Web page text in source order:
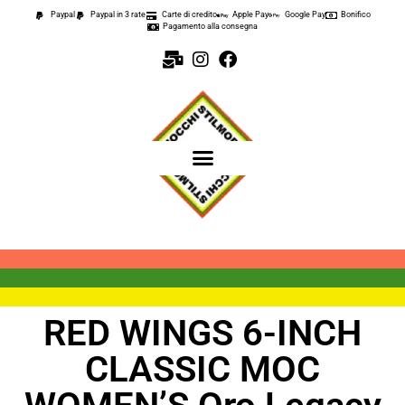
Paypal Paypal in 3 rate Carte di credito Apple Pay Google Pay
Bonifico
Pagamento alla consegna
RED WINGS 6-INCH
CLASSIC MOC